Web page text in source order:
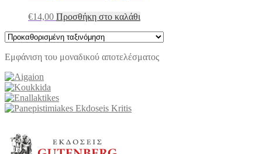
€14,00 Προσθήκη στο καλάθι
Εμφάνιση του μοναδικού αποτελέσματος